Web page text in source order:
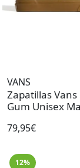
VANS
Zapatillas Vans
Gum Unisex
79,95€
12%